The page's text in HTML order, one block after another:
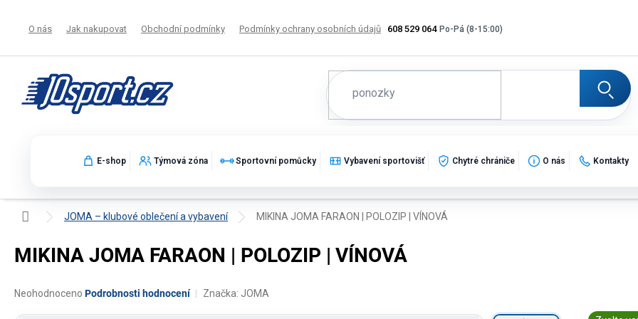
608 529 064
O nás Jak nakupovat Obchodní podmínky Podmínky ochrany osobních údajů Výměna, vrácení a reklamace zboží
E-shop Týmová zóna Sportovní pomůcky Vybavení sportovišť Chytré chrániče O nás Kontakty
Domů JOMA – klubové oblečení a vybavení MIKINA JOMA FARAON | POLOZIP | VÍNOVÁ
MIKINA JOMA FARAON | POLOZIP | VÍNOVÁ
Průměrné
Neohodnoceno Podrobnosti hodnocení Značka: JOMA